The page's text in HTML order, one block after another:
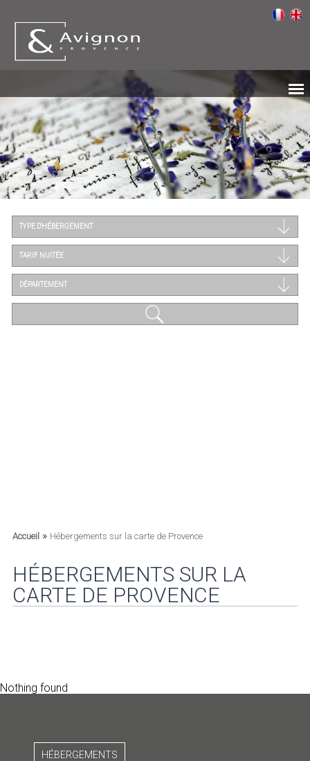
TYPE D'HÉBERGEMENT
TARIF NUITÉE
DÉPARTEMENT
Accueil» Hébergements sur la carte de Provence
HÉBERGEMENTS SUR LA
CARTE DE PROVENCE
Nothing found
HÉBERGEMENTS